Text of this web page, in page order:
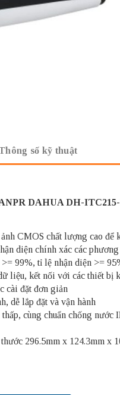
số kỹ thuật
ANPR DAHUA DH-
CMOS chất lượng cao để
diện chính xác các
99%, tỉ lệ nhận diện >=
liệu, kết nối với các thiết bị
cài đặt đơn giản
dễ lắp đặt và vận hành
cùng chuẩn chống nước
296.5mm x 124.3mm x